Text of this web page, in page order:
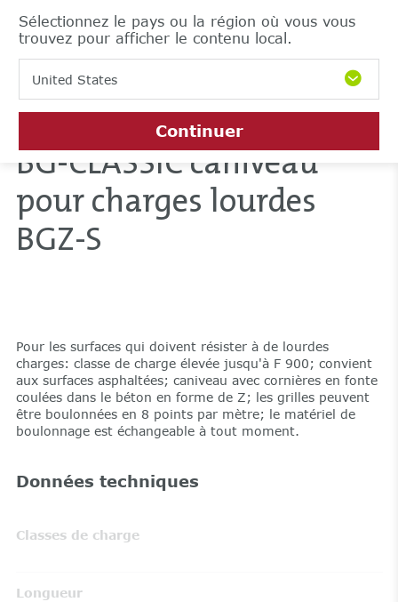
Sélectionnez le pays ou la région où vous vous
trouvez pour afficher le contenu local.
United States
Continuer
BG-CLASSIC caniveau
pour charges lourdes
BGZ-S
Pour les surfaces qui doivent résister à de lourdes
charges: classe de charge élevée jusqu'à F 900; convient
aux surfaces asphaltées; caniveau avec cornières en fonte
coulées dans le béton en forme de Z; les grilles peuvent
être boulonnées en 8 points par mètre; le matériel de
boulonnage est échangeable à tout moment.
Données techniques
Classes de charge
Longueur